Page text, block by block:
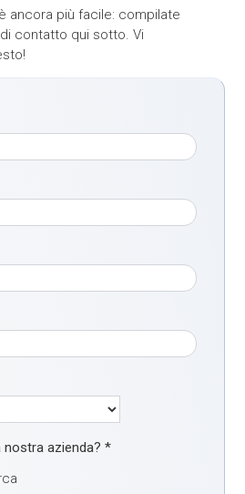
ancora più facile: compilate
contatto qui sotto. Vi
nostra azienda?*